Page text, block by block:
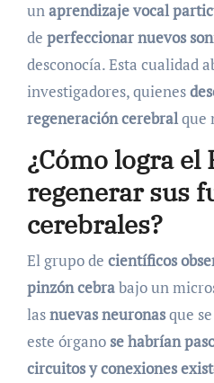
unaprendizaje vocal
de perfeccionar nuevos
desconocía. Esta cualidad
investigadores, quienes
regeneración cerebralque
¿Cómo logra el
regenerar sus
cerebrales?
El grupo de científicos
pinzón cebrabajo un
lasnuevas neuronasque
este órgano se habrían
circuitos y conexiones